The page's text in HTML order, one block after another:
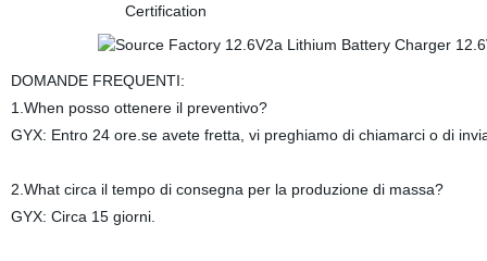
DOMANDE FREQUENTI:
1.When posso ottenere il preventivo?
GYX: Entro 24 ore.se avete fretta, vi preghiamo di chiamarci o di
2.What circa il tempo di consegna per la produzione di massa?
GYX: Circa 15 giorni.